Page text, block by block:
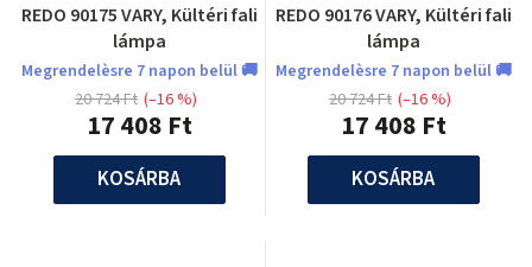
REDO 90175 VARY, Kültéri fali
lámpa
Megrendelèsre 7 napon belül 🚚
17 408 Ft
20 724 Ft (–16 %)
KOSÁRBA
REDO 90176 VARY, Kültéri fali
lámpa
Megrendelèsre 7 napon belül 🚚
17 408 Ft
20 724 Ft (–16 %)
KOSÁRBA